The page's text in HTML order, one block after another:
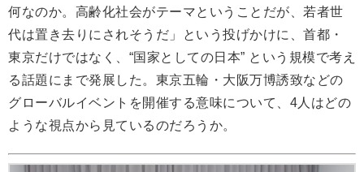
何なのか。高齢化社会がテーマということだが、若者世
代は置き去りにされそうだ」という投げかけに、首都・
東京だけではなく、“国家としての日本” という規模で考え
る話題にまで発展した。東京五輪・大阪万博誘致などの
グローバルイベントを開催する意味について、4人はどの
ような視点から見ているのだろうか。